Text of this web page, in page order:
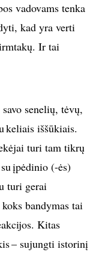
vadovams tenka
kad yra verti
Ir tai
senelių, tėvų,
keliais iššūkiais.
turi tam tikrų
įpėdinio (-ės)
turi gerai
bandymas tai
Kitas
– sujungti istorinį